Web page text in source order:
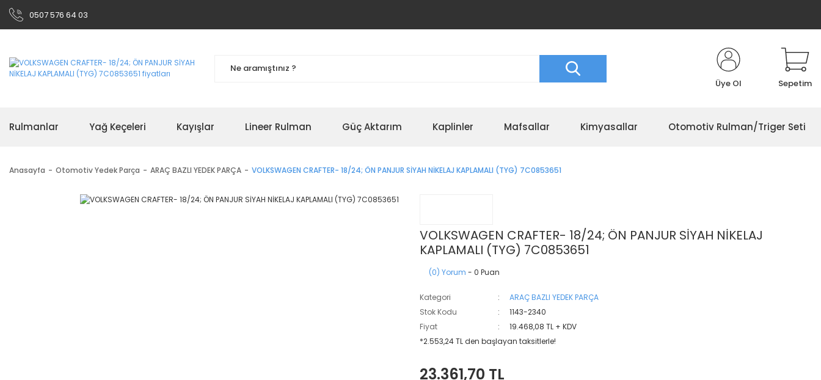
0507 576 64 03
Üye Ol Sepetim
Rulmanlar Yağ Keçeleri Kayışlar Lineer Rulman Güç Aktarım Kaplinler Mafsallar Kimyasallar Otomotiv Rulman/Triger Seti
Anasayfa Otomotiv Yedek Parça ARAÇ BAZLI YEDEK PARÇA VOLKSWAGEN CRAFTER- 18/24; ÖN PANJUR SİYAH NİKELAJ KAPLAMALI (TYG) 7C0853651
VOLKSWAGEN CRAFTER- 18/24; ÖN PANJUR SİYAH NİKELAJ
KAPLAMALI (TYG) 7C0853651
(0) Yorum - 0 Puan
Kategori
ARAÇ BAZLI YEDEK PARÇA
Stok Kodu
1143-2340
Fiyat
19.468,08 TL + KDV
*2.553,24 TL den başlayan taksitlerle!
23.361,70 TL